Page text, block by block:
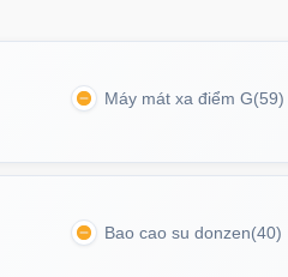
Máy mát xa điểm G(59)
Bao cao su donzen(40)